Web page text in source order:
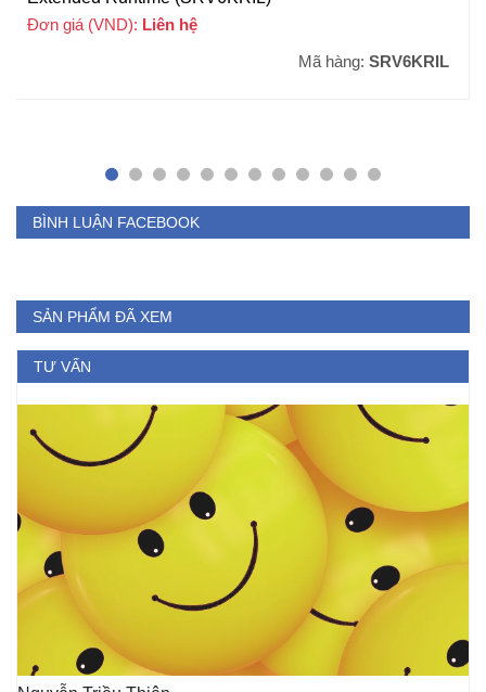
Đơn giá (VND): Liên hệ
Mã hàng: SRV6KRIL
BÌNH LUẬN FACEBOOK
SẢN PHẨM ĐÃ XEM
TƯ VẤN